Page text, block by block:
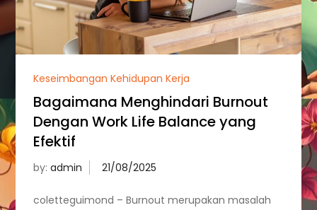
Keseimbangan Kehidupan Kerja
Bagaimana Menghindari Burnout
Dengan Work Life Balance yang
Efektif
by:admin
coletteguimond – Burnout merupakan masalah